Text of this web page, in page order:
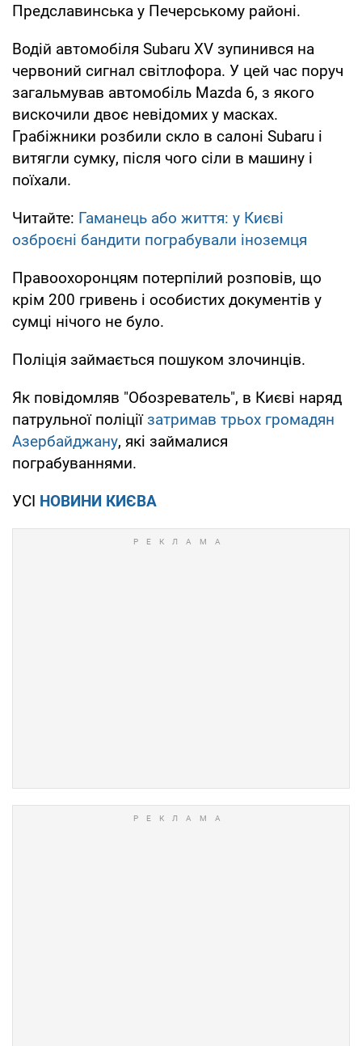
Предславинська у Печерському районі.
Водій автомобіля Subaru XV зупинився на
червоний сигнал світлофора. У цей час поруч
загальмував автомобіль Mazda 6, з якого
вискочили двоє невідомих у масках.
Грабіжники розбили скло в салоні Subaru і
витягли сумку, після чого сіли в машину і
поїхали.
Читайте: Гаманець або життя: у Києві
озброєні бандити пограбували іноземця
Правоохоронцям потерпілий розповів, що
крім 200 гривень і особистих документів у
сумці нічого не було.
Поліція займається пошуком злочинців.
Як повідомляв "Обозреватель", в Києві наряд
патрульної поліціїзатримав трьох громадян
Азербайджану, які займалися
пограбуваннями.
УСІ НОВИНИ КИЄВА